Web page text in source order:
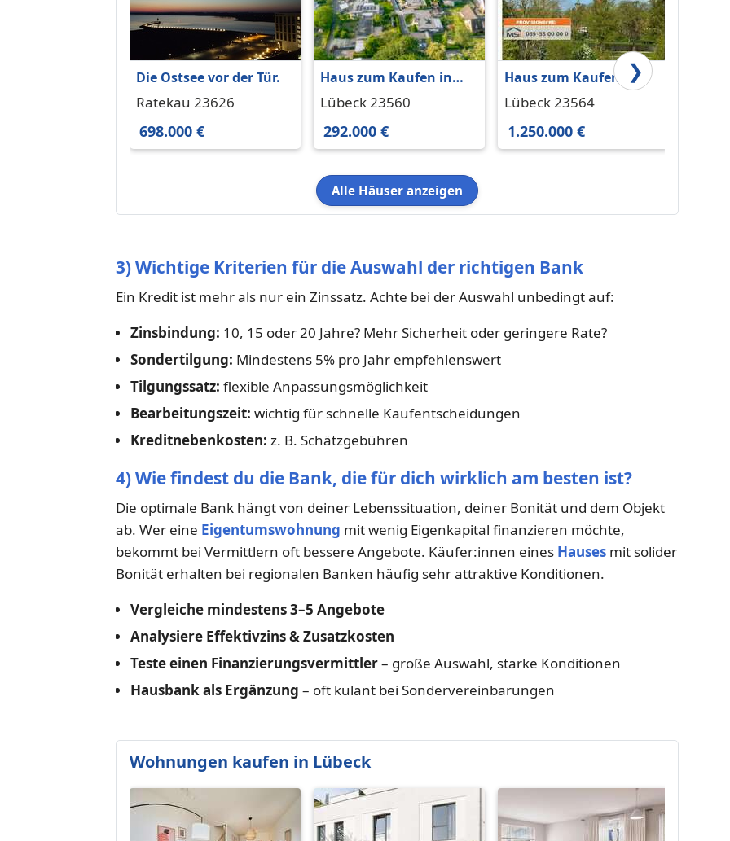
Die Ostsee vor der Tür.
Ratekau 23626
698.000 €
Haus zum Kaufen in
Lübeck 292.000 € 117.2
Lübeck 23560
292.000 €
Haus zum Kaufen in
Lübeck 1.250.000 € 200
Lübeck 23564
1.250.000 €
❯
Alle Häuser anzeigen
3) Wichtige Kriterien für die Auswahl der richtigen Bank
Ein Kredit ist mehr als nur ein Zinssatz. Achte bei der Auswahl unbedingt auf:
Zinsbindung: 10, 15 oder 20 Jahre? Mehr Sicherheit oder geringere Rate?
Sondertilgung: Mindestens 5% pro Jahr empfehlenswert
Tilgungssatz: flexible Anpassungsmöglichkeit
Bearbeitungszeit: wichtig für schnelle Kaufentscheidungen
Kreditnebenkosten: z. B. Schätzgebühren
4) Wie findest du die Bank, die für dich wirklich am besten ist?
Die optimale Bank hängt von deiner Lebenssituation, deiner Bonität und dem Objekt
ab. Wer eine Eigentumswohnung mit wenig Eigenkapital finanzieren möchte,
bekommt bei Vermittlern oft bessere Angebote. Käufer:innen eines Hauses mit solider
Bonität erhalten bei regionalen Banken häufig sehr attraktive Konditionen.
Vergleiche mindestens 3–5 Angebote
Analysiere Effektivzins & Zusatzkosten
Teste einen Finanzierungsvermittler– große Auswahl, starke Konditionen
Hausbank als Ergänzung – oft kulant bei Sondervereinbarungen
Wohnungen kaufen in Lübeck